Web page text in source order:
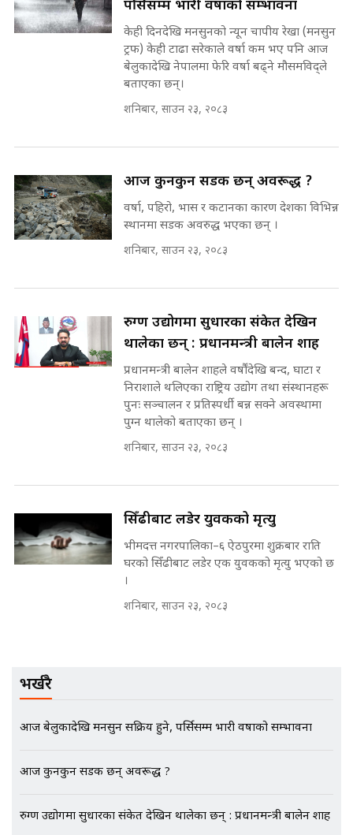
on the Same Page ||
SIDHAKURA ||
सहकारी पीडितसँग मन्त्री प्रतिभा रावलले
भनिन्–साथ दिनुहोस्, दबाब होइन ||
Sidhakura || Pratibha Rawal
रसुवाकाे भाङ्गे झरना | Bhange
SIDHAKURA ||
Expansion Dilemma |
SIDHAKURA |
पटकपटक भावुक बने गृहमन्त्री सुदन
गुरुङ, भक्कानिए सांसदहरू ||
SIDHAKURA ||
पोप्पोको पासोः कमाउने लोभमा घरबार नै
उठिबास | The Dark Side of
'Poppo Live'-SIDHAKURA
INVESTIGATION
मन्त्री आउने बित्तिकै सुरु भएको थियो
SIDHAKURA ||
घुसको डिल गर्ने मन्त्रीकाे राजिनामा,
भूमिसुधार मन्त्रीलाई जोगाइदै ! ||
SIDHAKURA ||
७८ लाख घुस खाने मन्त्री ! जोगाउने
प्रधानमन्त्री ? || SIDHAKURA ||
SIDHAKURA INVESTIGATION
||
मन्त्री र पूर्व मन्त्रीको ७८ लाख घुस डिलको
अडियो | FULL AUDIO |
SIDHAKURA |
मन्त्री राजकुमारलाई घुस दिने विचौलीया
||
मृतकका परिवारप्रति मेडिकल काउन्सीलको
बदनियत ! न्याय खोज्दै भौतारिदै सुवास
EXCLUSIVE - भिजिट भिसामा सेटिङको
पर्सिसम्म भारी वर्षाको सम्भावना
केही दिनदेखि मनसुनको न्यून चापीय रेखा (मनसुन
ट्रफ) केही टाढा सरेकाले वर्षा कम भए पनि आज
बेलुकादेखि नेपालमा फेरि वर्षा बढ्ने मौसमविद्ले
बताएका छन्।
शनिबार, साउन २३, २०८३
आज कुनकुन सडक छन् अवरूद्ध ?
वर्षा, पहिरो, भास र कटानका कारण देशका विभिन्न
स्थानमा सडक अवरुद्ध भएका छन् ।
शनिबार, साउन २३, २०८३
रुग्ण उद्योगमा सुधारका संकेत देखिन
थालेका छन् : प्रधानमन्त्री बालेन शाह
प्रधानमन्त्री बालेन शाहले वर्षौंदेखि बन्द, घाटा र
निराशाले थलिएका राष्ट्रिय उद्योग तथा संस्थानहरू
पुनः सञ्चालन र प्रतिस्पर्धी बन्न सक्ने अवस्थामा
पुग्न थालेको बताएका छन् ।
शनिबार, साउन २३, २०८३
सिँढीबाट लडेर युवकको मृत्यु
भीमदत्त नगरपालिका–६ ऐठपुरमा शुक्रबार राति
घरको सिँढीबाट लडेर एक युवकको मृत्यु भएको छ
।
शनिबार, साउन २३, २०८३
भर्खरै
आज बेलुकादेखि मनसुन सक्रिय हुने, पर्सिसम्म भारी वर्षाको सम्भावना
आज कुनकुन सडक छन् अवरूद्ध ?
रुग्ण उद्योगमा सुधारका संकेत देखिन थालेका छन् : प्रधानमन्त्री बालेन शाह